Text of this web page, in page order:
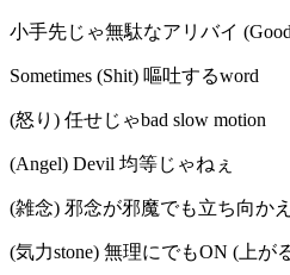
小手先じゃ無駄なアリバイ
Sometimes (Shit) 嘔吐するword
(怒り) 任せじゃbad slow motion
(Angel) Devil 均等じゃねぇ
(雑念) 邪念が邪魔でも立ち向かえ
(気力stone) 無理にでもON (上が